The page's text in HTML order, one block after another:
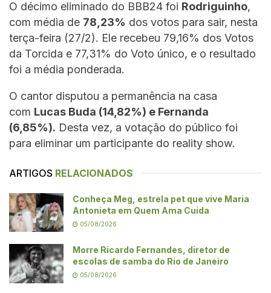
O décimo eliminado do BBB24 foi Rodriguinho,
com média de 78,23% dos votos para sair, nesta
terça-feira (27/2). Ele recebeu 79,16% dos Votos
da Torcida e 77,31% do Voto único, e o resultado
foi a média ponderada.
O cantor disputou a permanência na casa
com Lucas Buda (14,82%) e Fernanda
(6,85%). Desta vez, a votação do público foi
para eliminar um participante do reality show.
ARTIGOS RELACIONADOS
Conheça Meg, estrela pet que vive Maria
Antonieta em Quem Ama Cuida
05/08/2026
Morre Ricardo Fernandes, diretor de
escolas de samba do Rio de Janeiro
05/08/2026